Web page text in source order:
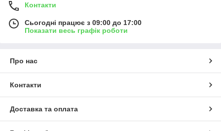
Контакти
Сьогодні працює з 09:00 до 17:00
Показати весь графік роботи
Про нас
Контакти
Доставка та оплата